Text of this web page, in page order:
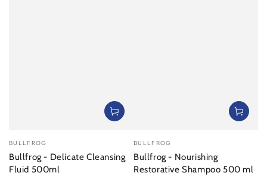
Verkäufer/in:
BULLFROG
Bullfrog - Delicate Cleansing
Fluid 500ml
Verkäufer/in:
BULLFROG
Bullfrog - Nourishing
Restorative Shampoo 500 ml